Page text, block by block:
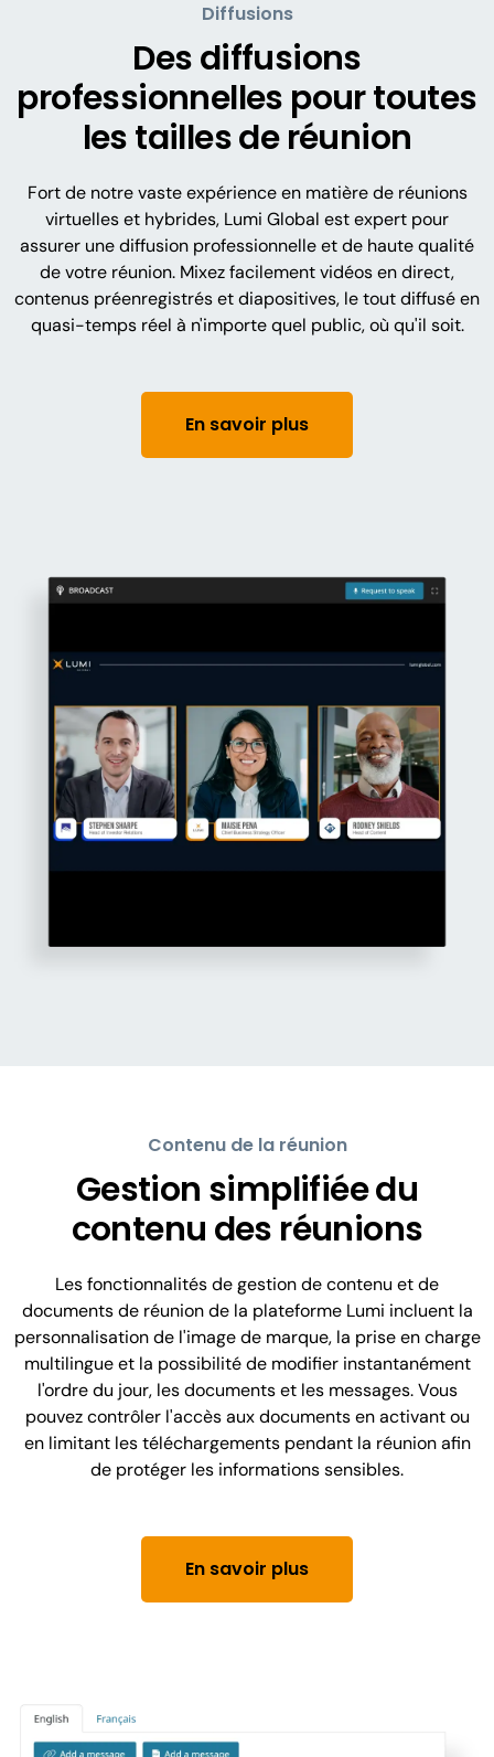
Diffusions
Des diffusions
professionnelles pour toutes
les tailles de réunion
Fort de notre vaste expérience en matière de réunions
virtuelles et hybrides, Lumi Global est expert pour
assurer une diffusion professionnelle et de haute qualité
de votre réunion. Mixez facilement vidéos en direct,
contenus préenregistrés et diapositives, le tout diffusé en
quasi-temps réel à n'importe quel public, où qu'il soit.
En savoir plus
Contenu de la réunion
Gestion simplifiée du
contenu des réunions
Les fonctionnalités de gestion de contenu et de
documents de réunion de la plateforme Lumi incluent la
personnalisation de l'image de marque, la prise en charge
multilingue et la possibilité de modifier instantanément
l'ordre du jour, les documents et les messages. Vous
pouvez contrôler l'accès aux documents en activant ou
en limitant les téléchargements pendant la réunion afin
de protéger les informations sensibles.
En savoir plus